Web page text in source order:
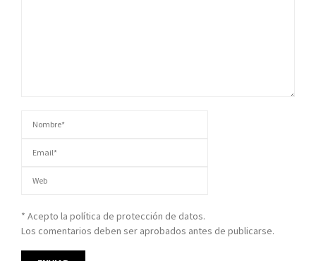
* Acepto la política de protección de datos.
Los comentarios deben ser aprobados antes de publicarse.